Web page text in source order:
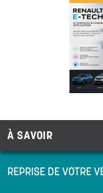
À SAVOIR
REPRISE DE VOTRE